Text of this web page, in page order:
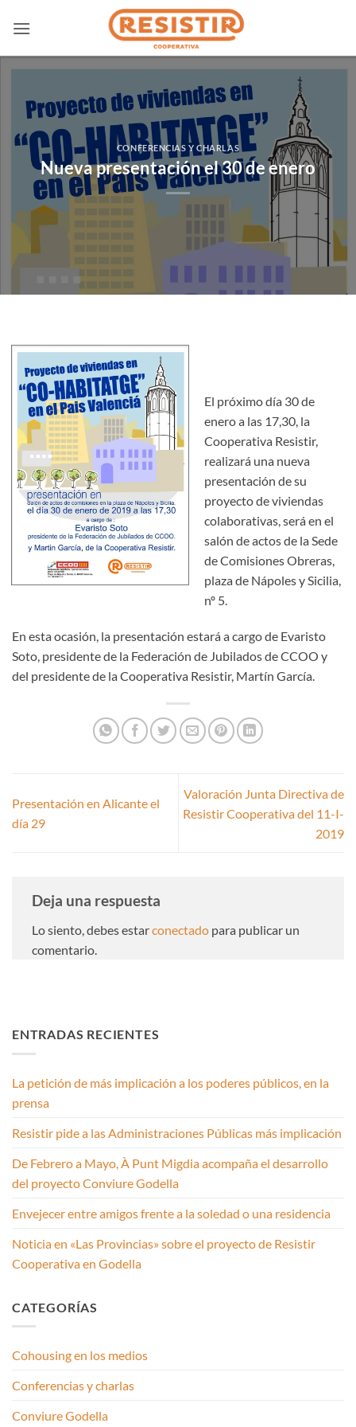
CONFERENCIAS Y CHARLAS
Nueva presentación el 30 de enero
El próximo día 30 de
enero a las 17,30, la
Cooperativa Resistir,
realizará una nueva
presentación de su
proyecto de viviendas
colaborativas, será en el
salón de actos de la Sede
de Comisiones Obreras,
plaza de Nápoles y Sicilia,
nº 5.
En esta ocasión, la presentación estará a cargo de Evaristo
Soto, presidente de la Federación de Jubilados de CCOO y
del presidente de la Cooperativa Resistir, Martín García.
Presentación en Alicante el
día 29
Valoración Junta Directiva de
Resistir Cooperativa del 11-I-
2019
Deja una respuesta
Lo siento, debes estarconectado para publicar un
comentario.
ENTRADAS RECIENTES
La petición de más implicación a los poderes públicos, en la
prensa
Resistir pide a las Administraciones Públicas más implicación
De Febrero a Mayo, À Punt Migdia acompaña el desarrollo
del proyecto Conviure Godella
Envejecer entre amigos frente a la soledad o una residencia
Noticia en «Las Provincias» sobre el proyecto de Resistir
Cooperativa en Godella
CATEGORÍAS
Cohousing en los medios
Conferencias y charlas
Conviure Godella